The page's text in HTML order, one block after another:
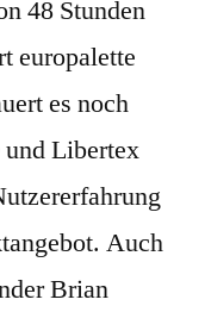
48 Stunden
europalette
es noch
und Libertex
Auch
Brian